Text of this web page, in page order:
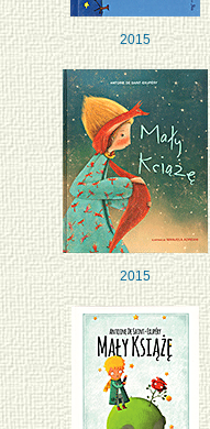
2015
2015